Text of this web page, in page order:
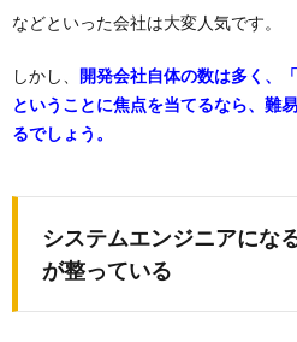
などといった会社は大変人気です。
しかし、 開発会社自体の数は多く、
ということに焦点を当てるなら、難
るでしょう。
システムエンジニアにな
が整っている